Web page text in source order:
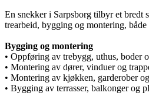
En snekker i Sarpsborg tilbyr et bredt
trearbeid, bygging og montering,
Bygging og montering
• Oppføring av trebygg, uthus, boder
• Montering av dører, vinduer og
• Montering av kjøkken, garderober
• Bygging av terrasser, balkonger og